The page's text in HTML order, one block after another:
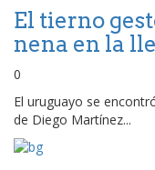
El tierno
nena en la
0
El uruguayo se
de Diego Martínez...